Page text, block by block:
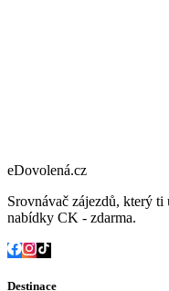
eDovolená.cz
Srovnávač zájezdů, který ti
nabídky CK - zdarma.
Destinace